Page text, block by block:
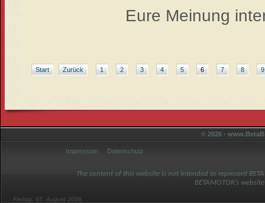
Eure Meinung
Start Zurück 1 2 3 4 5 6 7 8 9
© 2026 -
Impressum Datenschutz
The content of this website is not intended to represent
BETAMOTOR’s
Freitag, 07. August 2026